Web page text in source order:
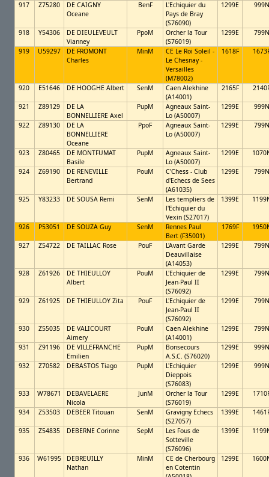
917 Z75280
DE CAIGNY
Oceane
BenF
L'Echiquier du
Pays de Bray
(S76090)
1299E 999N
918 Y54306
DE DIEULEVEULT
Vianney
PpoM
Orcher la Tour
(S76019)
1299E 799N
919 U59297
DE FROMONT
Charles
MinM
CE Le Roi Soleil -
Le Chesnay -
Versailles
(M78002)
1618F
920 E51646 DE HOOGHE Albert SenM
Caen Alekhine
(A14001)
2165F
921 Z89129
DE LA
BONNELLIERE Axel
PupM
Agneaux Saint-
Lo (A50007)
1299E 999N
922 Z89130
DE LA
BONNELLIERE
Oceane
PpoF
Agneaux Saint-
Lo (A50007)
1299E 799N
923 Z80465
DE MONTFUMAT
Basile
PupM
Agneaux Saint-
Lo (A50007)
1299E
924 Z69190
DE RENEVILLE
Bertrand
PouM
C'Chess - Club
d'Echecs de Sees
(A61035)
1299E 799N
925 Y83233 DE SOUSA Remi SenM
Les templiers de
l'Echiquier du
Vexin (S27017)
1399E
926 P53051 DE SOUZA Guy SenM
Rennes Paul
Bert (F35001)
1769F
927 Z54722 DE TAILLAC Rose PouF
L'Avant Garde
Deauvillaise
(A14053)
1299E 799N
928 Z61926
DE THIEULLOY
Albert
PouM
L'Echiquier de
Jean-Paul II
(S76092)
1299E 799N
929 Z61925 DE THIEULLOY Zita PouF
L'Echiquier de
Jean-Paul II
(S76092)
1299E 799N
930 Z55035
DE VALICOURT
Aimery
PouM
Caen Alekhine
(A14001)
1299E 799N
931 Z91196
DE VILLEFRANCHE
Emilien
PupM
Bonsecours
A.S.C. (S76020)
1299E 999N
932 Z70582 DEBASTOS Tiago PupM
L'Echiquier
Dieppois
(S76083)
1299E 999N
933 W78671
DEBAVELAERE
Nicola
JunM
Orcher la Tour
(S76019)
1299E
934 Z53503 DEBEER Titouan SenM
Gravigny Echecs
(S27057)
1399E
935 Z54835 DEBERNE Corinne SepM
Les Fous de
Sotteville
(S76096)
1399E
936 W61995
DEBREUILLY
Nathan
MinM
CE de Cherbourg
en Cotentin
1299E